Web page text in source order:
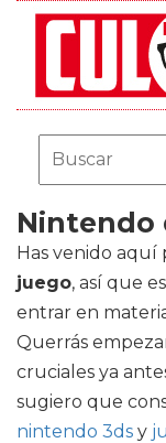
Nintendo
Has venido aquí
juego, así que
entrar en
Querrás
cruciales ya
sugiero que
nintendo 3ds y